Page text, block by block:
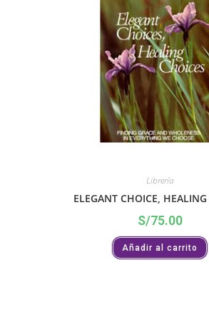
Librería
ELEGANT CHOICE,
S/75.00
Añadir al carrito